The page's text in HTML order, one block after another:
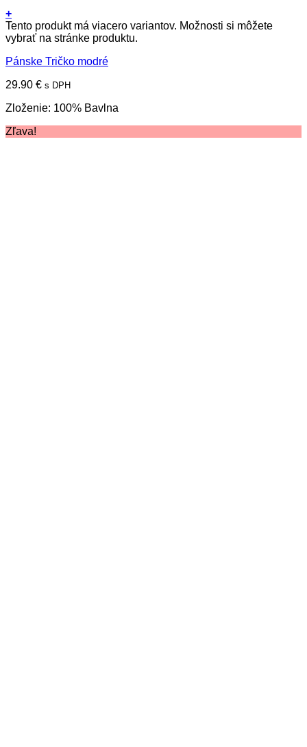
+
Tento produkt má viacero variantov. Možnosti si môžete
vybrať na stránke produktu.
Pánske Tričko modré
29.90 € s DPH
Zloženie: 100% Bavlna
Zľava!